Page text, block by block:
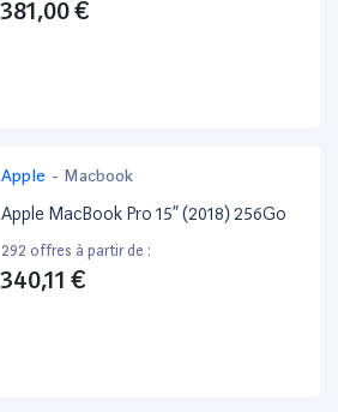
381,00 €
Apple - Macbook
Apple MacBook Pro 15” (2018) 256Go
292 offres à partir de :
340,11 €